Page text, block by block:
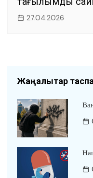
27.04.2026
Жаңалықтар